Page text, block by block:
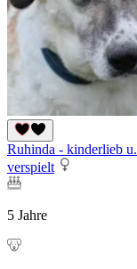
Ruhinda - kinderlieb u.
verspielt
5 Jahre